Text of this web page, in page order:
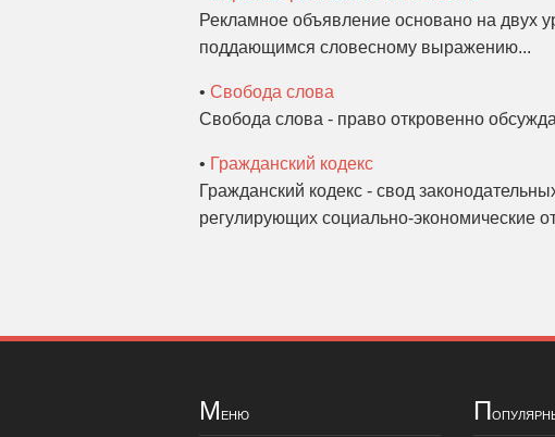
Рекламное объявление основано на двух
поддающимся словесному выражению...
• Свобода слова
Свобода слова - право откровенно
• Гражданский кодекс
Гражданский кодекс - свод
регулирующих социально-экономические
Меню П